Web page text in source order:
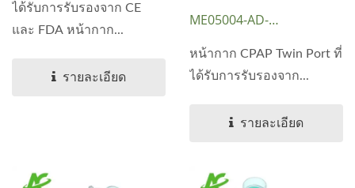
ได้รับการรับรองจาก CE
และ FDA หน้ากาก...
รายละเอียด
ME05004-AD-
หน้ากาก CPAP Twin Port ที่
ได้รับการรับรองจาก...
รายละเอียด